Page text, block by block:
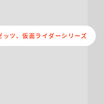
ツ、仮面ライダーシリーズ